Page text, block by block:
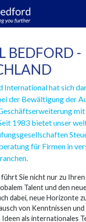
BEDFORD -
International hat sich
der Bewältigung der
1983 bietet unser
für Firmen in
Sie nicht nur zu
Talent und den
dabei, neue Horizonte
von Kenntnissen und
als internationales